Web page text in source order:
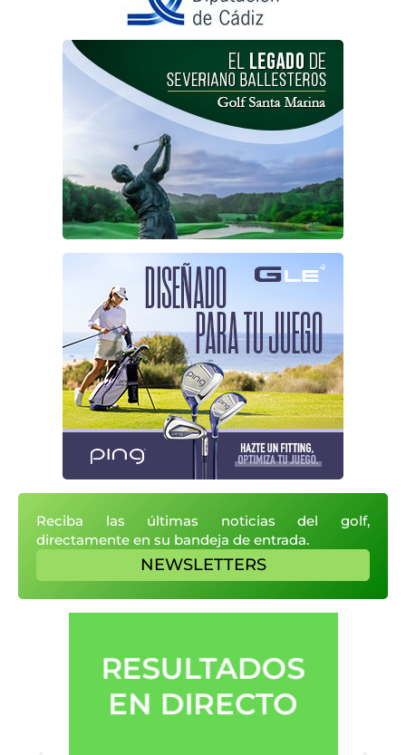
Reciba las últimas noticias del golf,
directamente en su bandeja de entrada.
NEWSLETTERS